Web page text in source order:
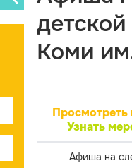
Коми
Просмотреть
Узнать
Афиша на